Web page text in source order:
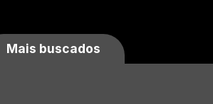
Mais buscados